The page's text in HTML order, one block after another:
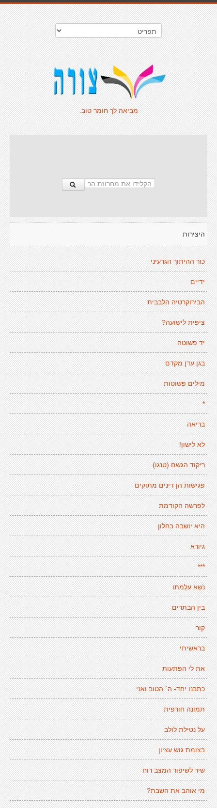
מביאה לך חומר טוב.
היצירות
כור ההיתוך הגרעיני
ידיים
הבירוקרטיה הלבבית
ציפית לישועה?
יד פשוטה
בגן עדן מקדם
מילים פשוטות
*
בריאה
לא לישון!
ריקוד הגשם (טנגו)
פגישות הן דינים מתוקים
לפרשה הקודמת
היא יושבה בחלון
גיורא
***
נׁשֵא עלֻמתו
בין הבתרים
קור
בראשיתי
את לי הפתעות
כתבנו יחד- ה´ הטוב ואני
תמונה חורפית
על נטילת לולב
בצומת גוש עציון
שיר לשיפור המצב רוח
מי אוהב את השבת?